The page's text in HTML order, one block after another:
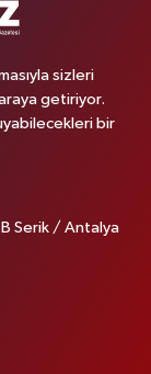
sizleri
getiriyor.
bir
Serik / Antalya